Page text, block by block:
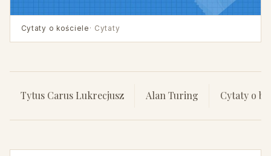
Cytaty o kościele · Cytaty
Tytus Carus Lukrecjusz Alan Turing Cytaty o